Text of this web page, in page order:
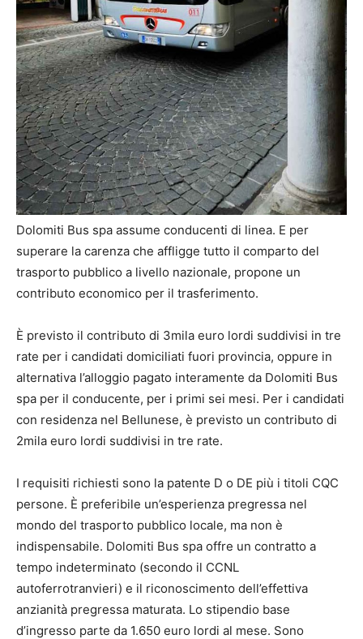
Dolomiti Bus spa assume conducenti di linea. E per
superare la carenza che affligge tutto il comparto del
trasporto pubblico a livello nazionale, propone un
contributo economico per il trasferimento.
È previsto il contributo di 3mila euro lordi suddivisi in tre
rate per i candidati domiciliati fuori provincia, oppure in
alternativa l’alloggio pagato interamente da Dolomiti Bus
spa per il conducente, per i primi sei mesi. Per i candidati
con residenza nel Bellunese, è previsto un contributo di
2mila euro lordi suddivisi in tre rate.
I requisiti richiesti sono la patente D o DE più i titoli CQC
persone. È preferibile un’esperienza pregressa nel
mondo del trasporto pubblico locale, ma non è
indispensabile. Dolomiti Bus spa offre un contratto a
tempo indeterminato (secondo il CCNL
autoferrotranvieri) e il riconoscimento dell’effettiva
anzianità pregressa maturata. Lo stipendio base
d’ingresso parte da 1.650 euro lordi al mese. Sono